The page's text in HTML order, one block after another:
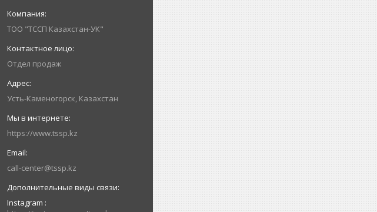
ТОО "ТССП Казахстан-УК"
Отдел продаж
Усть-Каменогорск, Казахстан
https://www.tssp.kz
call-center@tssp.kz
Instagram